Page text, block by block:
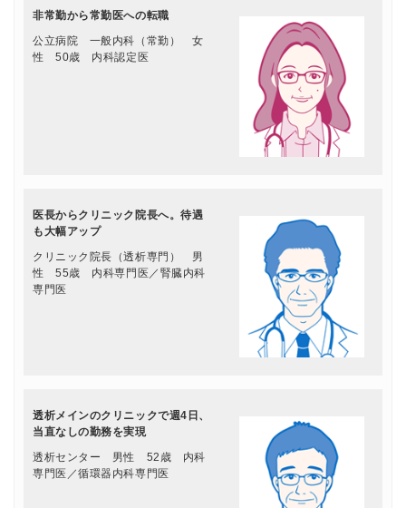
非常勤から常勤医への転職
公立病院 一般内科（常勤） 女
性 50歳 内科認定医
医長からクリニック院長へ。待遇
も大幅アップ
クリニック院長（透析専門） 男
性 55歳 内科専門医／腎臓内科
専門医
透析メインのクリニックで週4日、
当直なしの勤務を実現
透析センター 男性 52歳 内科
専門医／循環器内科専門医